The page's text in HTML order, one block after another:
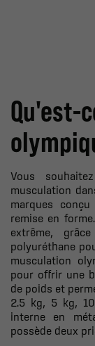
Vous
musculation
marques
remise en
extrême,
polyuréthane
musculation
pour offrir une
de poids et
2.5 kg, 5 kg,
interne en
possède deux